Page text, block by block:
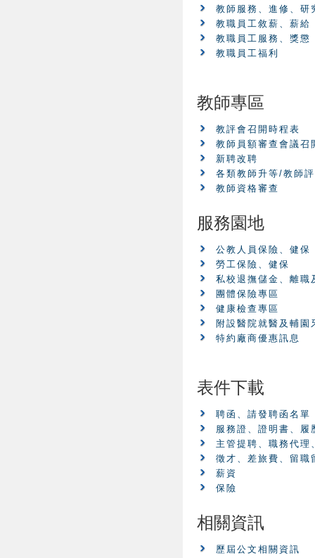
教師服務、進修、研
教職員工敘薪、薪給
教職員工服務、獎懲
教職員工福利
教師專區
教評會召開時程表
教師員額審查會議召
新聘改聘
各類教師升等/教師
教師資格審查
服務園地
公教人員保險、健保
勞工保險、健保
私校退撫儲金、離職
團體保險專區
健康檢查專區
附設醫院就醫及輔園
特約廠商優惠訊息
表件下載
聘函、請發聘函名單
服務證、證明書、履
主管提聘、職務代理
徵才、差旅費、留職
薪資
保險
相關資訊
歷屆公文相關資訊